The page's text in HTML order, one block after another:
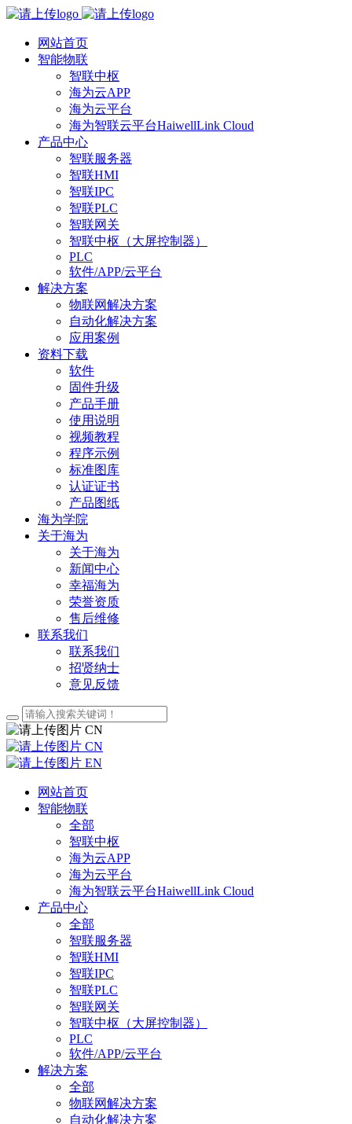
网站首页
智能物联
智联中枢
海为云APP
海为云平台
海为智联云平台HaiwellLink Cloud
产品中心
智联服务器
智联HMI
智联IPC
智联PLC
智联网关
智联中枢（大屏控制器）
PLC
软件/APP/云平台
解决方案
物联网解决方案
自动化解决方案
应用案例
资料下载
软件
固件升级
产品手册
使用说明
视频教程
程序示例
标准图库
认证证书
产品图纸
海为学院
关于海为
关于海为
新闻中心
幸福海为
荣誉资质
售后维修
联系我们
联系我们
招贤纳士
意见反馈
CN
CN
EN
网站首页
智能物联
全部
智联中枢
海为云APP
海为云平台
海为智联云平台HaiwellLink Cloud
产品中心
全部
智联服务器
智联HMI
智联IPC
智联PLC
智联网关
智联中枢（大屏控制器）
PLC
软件/APP/云平台
解决方案
全部
物联网解决方案
自动化解决方案